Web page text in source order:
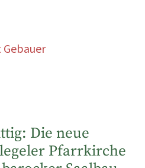
Die neue
Pfarrkirche